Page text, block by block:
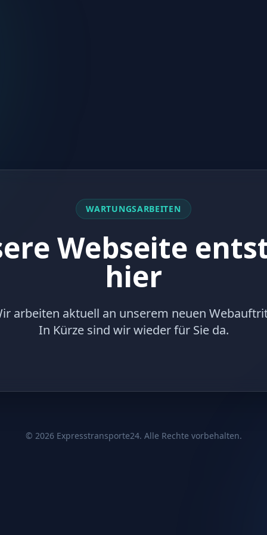
WARTUNGSARBEITEN
Webseite
hier
arbeiten aktuell an unserem neuen
In Kürze sind wir wieder für Sie da.
© 2026Expresstransporte24. Alle Rechte vorbehalten.